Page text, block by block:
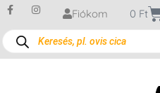
Fiókom 0 Ft